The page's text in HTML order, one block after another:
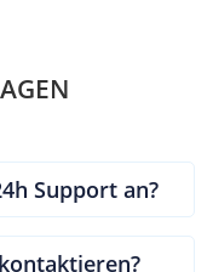
Support an?